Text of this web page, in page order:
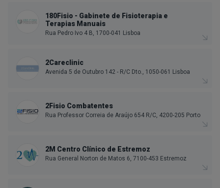
180Fisio - Gabinete de Fisioterapia e
Terapias Manuais
Rua Pedro Ivo 4 B, 1700-041 Lisboa
2Careclinic
Avenida 5 de Outubro 142 - R/C Dto., 1050-061 Lisboa
2Fisio Combatentes
Rua Professor Correia de Araújo 654 R/C, 4200-205 Porto
2M Centro Clínico de Estremoz
Rua General Norton de Matos 6, 7100-453 Estremoz